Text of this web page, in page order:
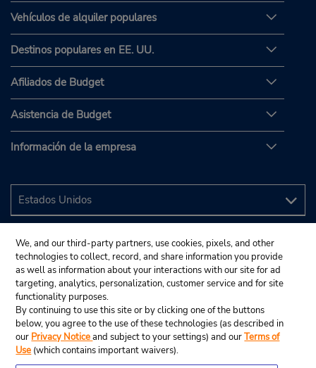
Vehículos de alquiler populares
Destinos populares en EE. UU.
Afiliados de Budget
Asistencia de Budget
Información de la empresa
We, and our third-party partners, use cookies, pixels, and other
technologies to collect, record, and share information you provide
as well as information about your interactions with our site for ad
targeting, analytics, personalization, customer service and for site
functionality purposes.
By continuing to use this site or by clicking one of the buttons
below, you agree to the use of these technologies (as described in
our Privacy Noticeand subject to your settings) and ourTerms of
Use (which contains important waivers).